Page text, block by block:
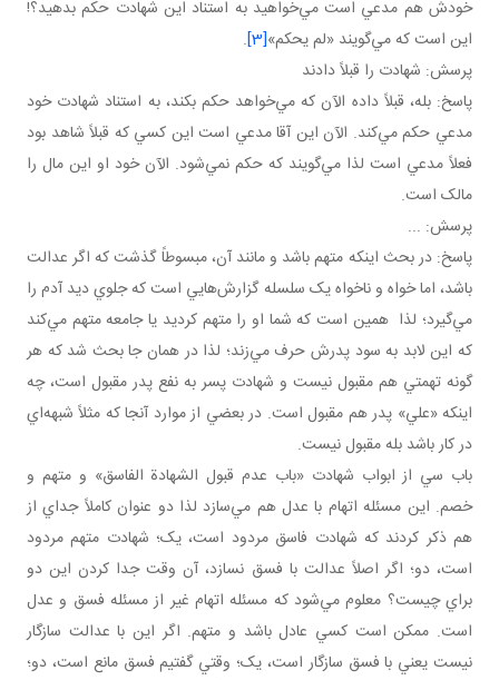
خودش هم مدعي است مي‌خواهيد به استناد اين شهادت حکم بدهيد؟!
اين است که مي‌گويند «لم يحکم»[3]
.
پرسش: شهادت را قبلاً دادند
پاسخ: بله، قبلاً داده الآن که مي‌خواهد حکم بکند، به استناد شهادت خود
مدعي حکم مي‌کند. الآن اين آقا مدعي است اين کسي که قبلاً شاهد بود
فعلاً مدعي است لذا مي‌گويند که حکم نمي‌شود. الآن خود او اين مال را
مالک است.
پرسش: ...
پاسخ: در بحث اينکه متهم باشد و مانند آن، مبسوطاً گذشت که اگر عدالت
باشد، اما خواه و ناخواه يک سلسله گزارش‌هايي است که جلوي ديد آدم را
مي‌گيرد؛ لذا همين است که شما او را متهم کرديد يا جامعه متهم مي‌کند
که اين لابد به سود پدرش حرف مي‌زند؛ لذا در همان جا بحث شد که هر
گونه تهمتي هم مقبول نيست و شهادت پسر به نفع پدر مقبول است، چه
اينکه «علي» پدر هم مقبول است. در بعضي از موارد آنجا که مثلاً شبهه‌اي
در کار باشد بله مقبول نيست.
باب سي از ابواب شهادت «باب عدم قبول الشهادة الفاسق» و متهم و
خصم. اين مسئله اتهام با عدل هم مي‌سازد لذا دو عنوان کاملاً جداي از
هم ذکر کردند که شهادت فاسق مردود است، يک؛ شهادت متهم مردود
است، دو؛ اگر اصلاً عدالت با فسق نسازد، آن وقت جدا کردن اين دو
براي چيست؟ معلوم مي‌شود که مسئله اتهام غير از مسئله فسق و عدل
است. ممکن است کسي عادل باشد و متهم. اگر اين با عدالت سازگار
نيست يعني با فسق سازگار است، يک؛ وقتي گفتيم فسق مانع است، دو؛